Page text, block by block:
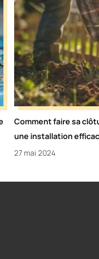
Comment faire sa
une installation
27 mai 2024